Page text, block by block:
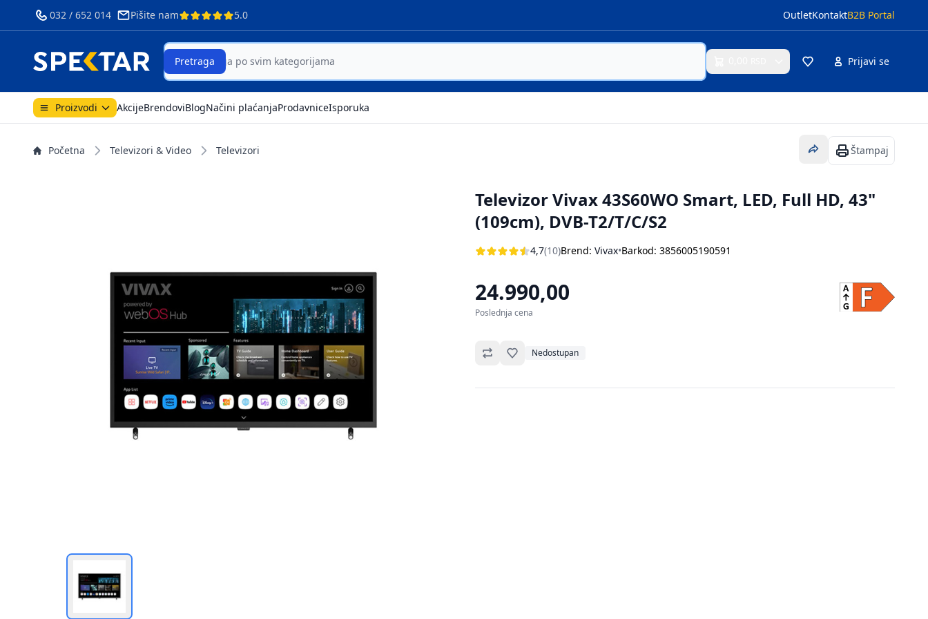
032 / 652 014 Pišite nam 5.0 OutletKontaktB2B Portal
Prijavi se
Search
Pretraga
Proizvodi AkcijeBrendoviBlogNačini plaćanjaProdavniceIsporuka
Početna Televizori & Video Televizori Štampaj
Televizor Vivax 43S60WO Smart, LED, Full HD, 43"
(109cm), DVB-T2/T/C/S2
4,7(10)Brend: Vivax•Barkod: 3856005190591
24.990,00
Poslednja cena
Omiljeno
Nedostupan